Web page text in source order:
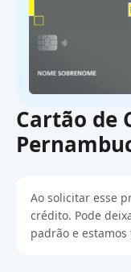
Cartão de
Ao solicitar esse
crédito. Pode
padrão e